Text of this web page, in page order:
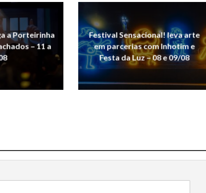
a Porteirinha
– 11 a
Festival Sensacional! leva arte
em parcerias com Inhotim e
Festa da Luz – 08 e 09/08